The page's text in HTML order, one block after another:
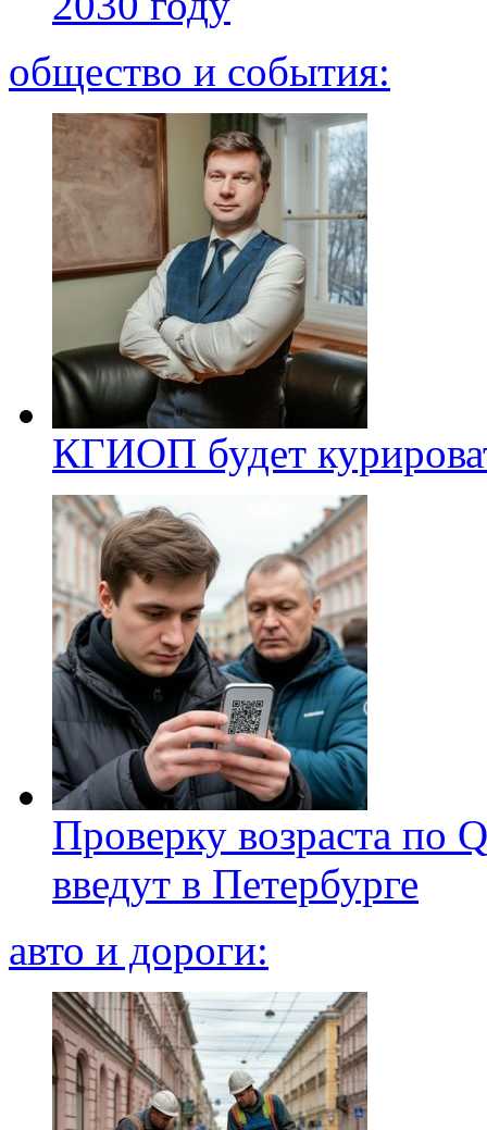
общество и события:
КГИОП будет
Проверку возраста по
введут в Петербурге
авто и дороги: